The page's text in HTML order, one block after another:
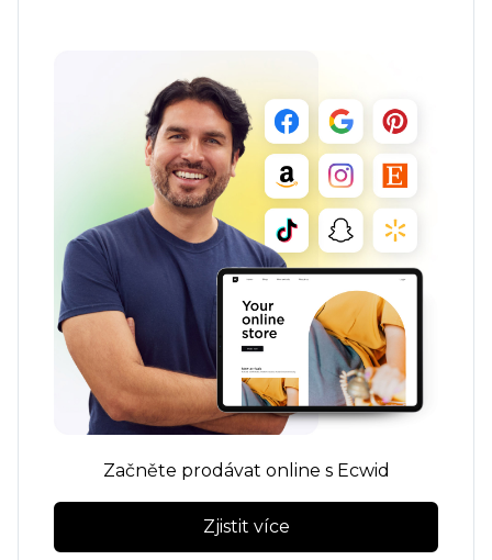
Začněte prodávat online s Ecwid
Zjistit více